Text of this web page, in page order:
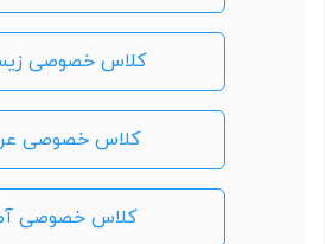
کلاس خصوصی
کلاس خصوصی
کلاس خصوصی